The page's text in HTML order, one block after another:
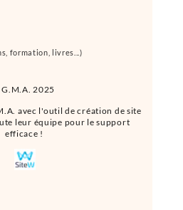
2025
avec l'outil de création de site
leur équipe pour le support
efficace !
formation, livres...)